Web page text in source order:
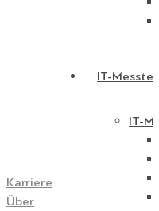
Karriere
Über
IT-
IT-